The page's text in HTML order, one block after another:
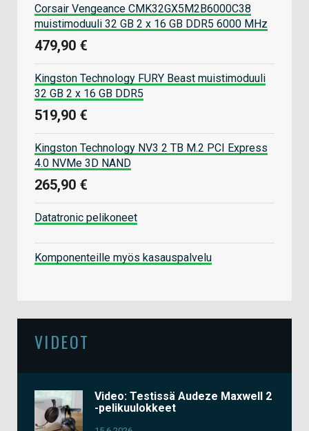
Corsair Vengeance CMK32GX5M2B6000C38
muistimoduuli 32 GB 2 x 16 GB DDR5 6000 MHz
479,90 €
Kingston Technology FURY Beast muistimoduuli
32 GB 2 x 16 GB DDR5
519,90 €
Kingston Technology NV3 2 TB M.2 PCI Express
4.0 NVMe 3D NAND
265,90 €
Datatronic pelikoneet
Komponenteille myös kasauspalvelu
VIDEOT
Video: Testissä Audeze Maxwell 2
-pelikuulokkeet